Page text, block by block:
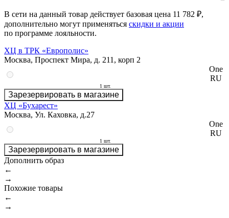
В сети на данный товар действует базовая цена 11 782 ₽,
дополнительно могут применяться скидки и акции
по программе лояльности.
ХЦ в ТРК «Европолис»
Москва, Проспект Мира, д. 211, корп 2
One
RU
1 шт.
Зарезервировать в магазине
ХЦ «Бухарест»
Москва, Ул. Каховка, д.27
One
RU
1 шт.
Зарезервировать в магазине
Дополнить образ
←
→
Похожие товары
←
→